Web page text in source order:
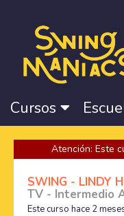
Cursos
Atención: Este
SWING - LINDY
TV - Intermedio
Este curso hace 2